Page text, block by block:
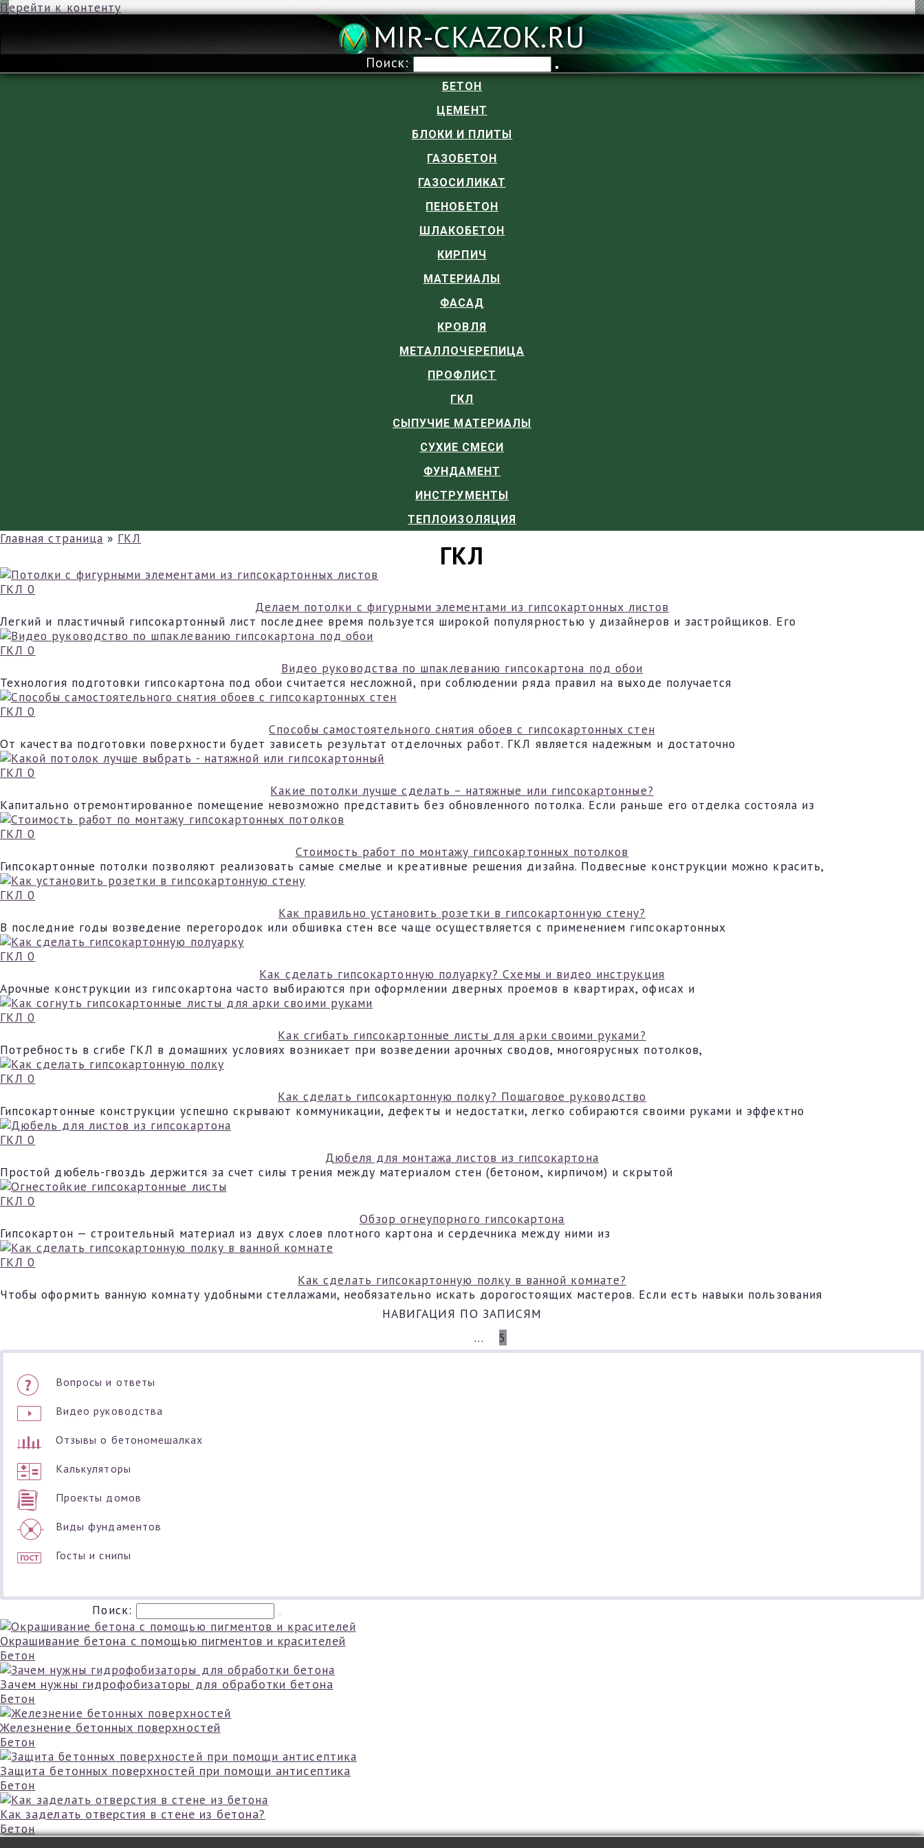
Перейти к контенту
MIR-CKAZOK.RU
Поиск:
БЕТОН
ЦЕМЕНТ
БЛОКИ И ПЛИТЫ
ГАЗОБЕТОН
ГАЗОСИЛИКАТ
ПЕНОБЕТОН
ШЛАКОБЕТОН
КИРПИЧ
МАТЕРИАЛЫ
ФАСАД
КРОВЛЯ
МЕТАЛЛОЧЕРЕПИЦА
ПРОФЛИСТ
ГКЛ
СЫПУЧИЕ МАТЕРИАЛЫ
СУХИЕ СМЕСИ
ФУНДАМЕНТ
ИНСТРУМЕНТЫ
ТЕПЛОИЗОЛЯЦИЯ
Главная страница » ГКЛ
ГКЛ
ГКЛ 0
Делаем потолки с фигурными элементами из гипсокартонных листов
Легкий и пластичный гипсокартонный лист последнее время пользуется широкой популярностью у дизайнеров и застройщиков. Его
ГКЛ 0
Видео руководства по шпаклеванию гипсокартона под обои
Технология подготовки гипсокартона под обои считается несложной, при соблюдении ряда правил на выходе получается
ГКЛ 0
Способы самостоятельного снятия обоев с гипсокартонных стен
От качества подготовки поверхности будет зависеть результат отделочных работ. ГКЛ является надежным и достаточно
ГКЛ 0
Какие потолки лучше сделать – натяжные или гипсокартонные?
Капитально отремонтированное помещение невозможно представить без обновленного потолка. Если раньше его отделка состояла из
ГКЛ 0
Стоимость работ по монтажу гипсокартонных потолков
Гипсокартонные потолки позволяют реализовать самые смелые и креативные решения дизайна. Подвесные конструкции можно красить,
ГКЛ 0
Как правильно установить розетки в гипсокартонную стену?
В последние годы возведение перегородок или обшивка стен все чаще осуществляется с применением гипсокартонных
ГКЛ 0
Как сделать гипсокартонную полуарку? Схемы и видео инструкция
Арочные конструкции из гипсокартона часто выбираются при оформлении дверных проемов в квартирах, офисах и
ГКЛ 0
Как сгибать гипсокартонные листы для арки своими руками?
Потребность в сгибе ГКЛ в домашних условиях возникает при возведении арочных сводов, многоярусных потолков,
ГКЛ 0
Как сделать гипсокартонную полку? Пошаговое руководство
Гипсокартонные конструкции успешно скрывают коммуникации, дефекты и недостатки, легко собираются своими руками и эффектно
ГКЛ 0
Дюбеля для монтажа листов из гипсокартона
Простой дюбель-гвоздь держится за счет силы трения между материалом стен (бетоном, кирпичом) и скрытой
ГКЛ 0
Обзор огнеупорного гипсокартона
Гипсокартон — строительный материал из двух слоев плотного картона и сердечника между ними из
ГКЛ 0
Как сделать гипсокартонную полку в ванной комнате?
Чтобы оформить ванную комнату удобными стеллажами, необязательно искать дорогостоящих мастеров. Если есть навыки пользования
НАВИГАЦИЯ ПО ЗАПИСЯМ
… 5
Вопросы и ответы
Видео руководства
Отзывы о бетономешалках
Калькуляторы
Проекты домов
Виды фундаментов
Госты и снипы
Поиск:
Окрашивание бетона с помощью пигментов и красителей
Бетон
Зачем нужны гидрофобизаторы для обработки бетона
Бетон
Железнение бетонных поверхностей
Бетон
Защита бетонных поверхностей при помощи антисептика
Бетон
Как заделать отверстия в стене из бетона?
Бетон